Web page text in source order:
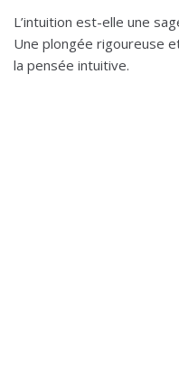
L’in­tui­tion est-elle une
Une plon­gée rigou­reuse
la pen­sée intui­tive.